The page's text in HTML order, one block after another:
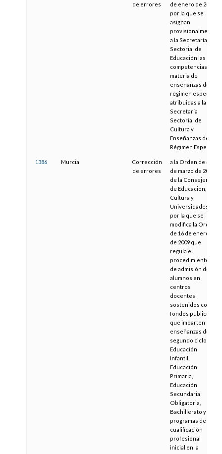
de errores
de enero de 2004,
por la que se
asignan
provisionalmente
a la Secretaría
Sectorial de
Educación las
competencias en
materia de
enseñanzas de
régimen especial
atribuidas a la
Secretaría
Sectorial de
Cultura y
Enseñanzas de
Régimen Especial
1386 Murcia
Corrección
de errores
a la Orden de 6
de marzo de 2015,
de la Consejería
de Educación,
Cultura y
Universidades,
por la que se
modifica la Orden
de 16 de enero
de 2009 que
regula el
procedimiento
de admisión de
alumnos en
centros
docentes
sostenidos con
fondos públicos
que imparten
enseñanzas de
segundo ciclo de
Educación
Infantil,
Educación
Primaria,
Educación
Secundaria
Obligatoria,
Bachillerato y
programas de
cualificación
profesional
inicial en la